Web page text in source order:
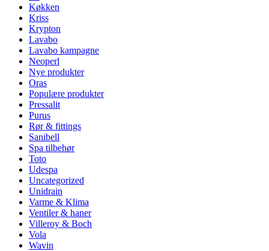
Køkken
Kriss
Krypton
Lavabo
Lavabo kampagne
Neoperl
Nye produkter
Oras
Populære produkter
Pressalit
Purus
Rør & fittings
Sanibell
Spa tilbehør
Toto
Udespa
Uncategorized
Unidrain
Varme & Klima
Ventiler & haner
Villeroy & Boch
Vola
Wavin